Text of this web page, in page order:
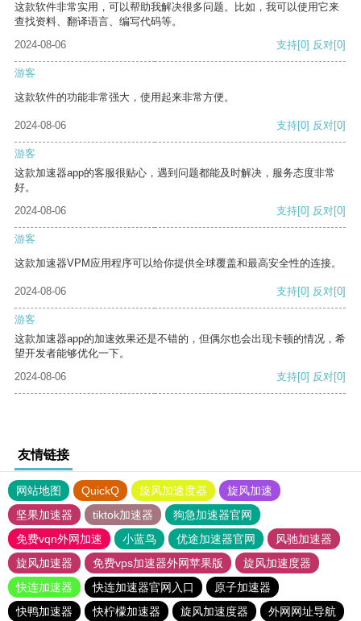
这款软件非常实用，可以帮助我解决很多问题。比如，我可以使用它来
查找资料、翻译语言、编写代码等。
2024-08-06
支持[0] 反对[0]
游客
这款软件的功能非常强大，使用起来非常方便。
2024-08-06 支持[0] 反对[0]
游客
这款加速器app的客服很贴心，遇到问题都能及时解决，服务态度非常
好。
2024-08-06
支持[0] 反对[0]
游客
这款加速器VPM应用程序可以给你提供全球覆盖和最高安全性的连接。
2024-08-06 支持[0] 反对[0]
游客
这款加速器app的加速效果还是不错的，但偶尔也会出现卡顿的情况，希
望开发者能够优化一下。
2024-08-06
支持[0] 反对[0]
友情链接
网站地图 QuickQ 旋风加速度器
旋风加速
坚果加速器
tiktok加速器
狗急加速器官网
免费vqn外网加速
小蓝鸟 优途加速器官网
风驰加速器
旋风加速器
免费vps加速器外网苹果版
旋风加速度器
快连加速器
快连加速器官网入口
原子加速器
快鸭加速器
快柠檬加速器 旋风加速度器 外网网址导航